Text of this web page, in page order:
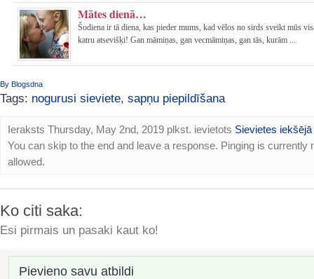
Mātes dienā…
Šodiena ir tā diena, kas pieder mums, kad vēlos no sirds sveikt mūs
katru atsevišķi! Gan māmiņas, gan vecmāmiņas, gan tās, kurām ...
By Blogsdna
Tags: nogurusi sieviete, sapņu piepildīšana
Ieraksts Thursday, May 2nd, 2019 plkst. ievietots Sievietes
You can skip to the end and leave a response. Pinging is currently
allowed.
Ko citi saka:
Esi pirmais un pasaki kaut ko!
Pievieno savu atbildi